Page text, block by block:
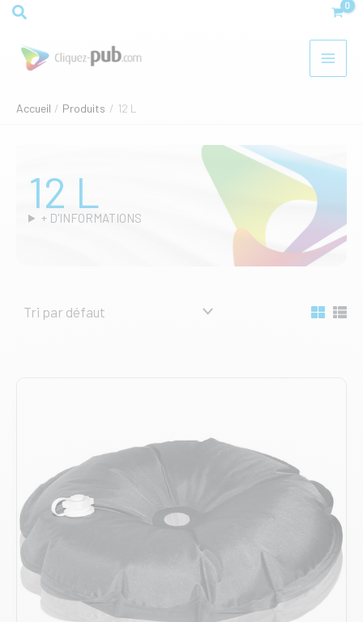
Aller
contenu
Rechercher
Accueil Produits 12 L
12 L
+ D'INFORMATIONS